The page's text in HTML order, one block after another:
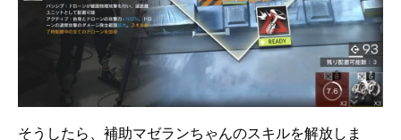
そうしたら、補助マゼランちゃんのスキルを解放しま